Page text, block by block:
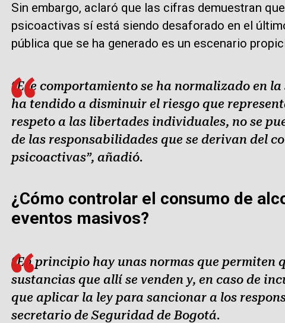
Sin embargo, aclaró que las cifras demuestran
psicoactivas sí está siendo desaforado en el
pública que se ha generado es un escenario
“Ese comportamiento se ha normalizado en
ha tendido a disminuir el riesgo que
respeto a las libertades individuales, no se
de las responsabilidades que se derivan del
psicoactivas”, añadió.
¿Cómo controlar el consumo de
eventos masivos?
“En principio hay unas normas que permiten
sustancias que allí se venden y, en caso de
que aplicar la ley para sancionar a los
secretario de Seguridad de Bogotá.